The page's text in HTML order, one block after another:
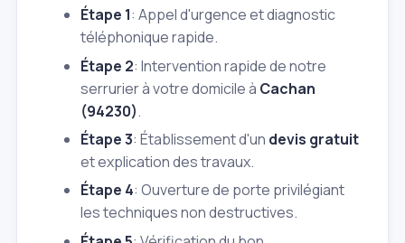
Étape 1: Appel d'urgence et diagnostic
téléphonique rapide.
Étape 2: Intervention rapide de notre
serrurier à votre domicile à Cachan
(94230).
Étape 3: Établissement d'un devis gratuit
et explication des travaux.
Étape 4: Ouverture de porte privilégiant
les techniques non destructives.